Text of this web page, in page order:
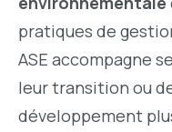
pratiques de
ASE accompagne
leur transition ou
développement